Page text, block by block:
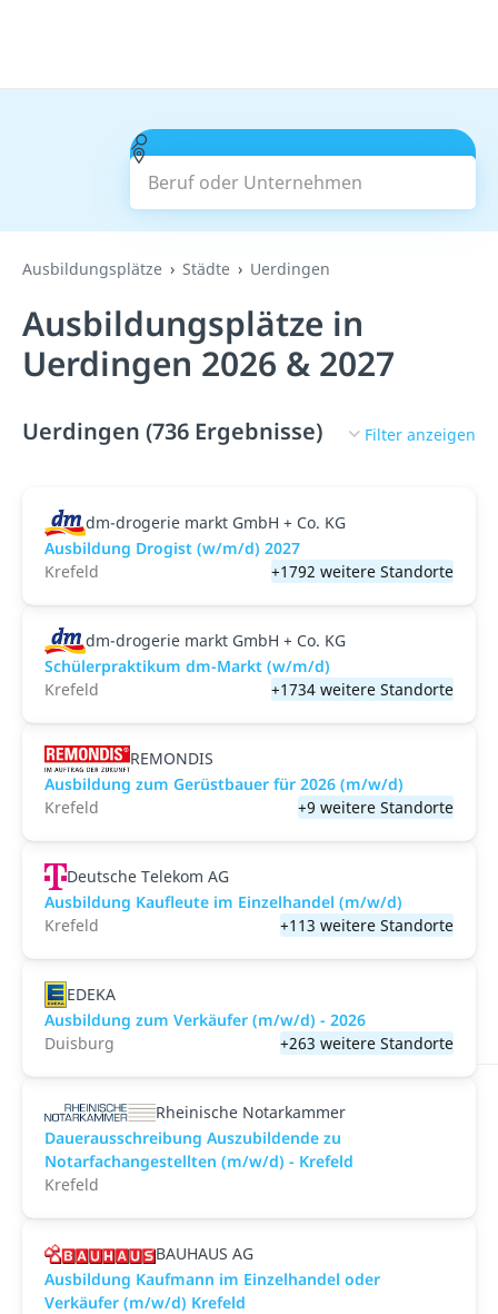
Beruf oder Unternehmen
Suchen
Ausbildungsplätze Städte Uerdingen
Ausbildungsplätze in
Uerdingen 2026 & 2027
Uerdingen (736 Ergebnisse) Filter anzeigen
dm-drogerie markt GmbH + Co. KG
Ausbildung Drogist (w/m/d) 2027
Krefeld
+1792 weitere Standorte
dm-drogerie markt GmbH + Co. KG
Schülerpraktikum dm-Markt (w/m/d)
Krefeld
+1734 weitere Standorte
REMONDIS
Ausbildung zum Gerüstbauer für 2026 (m/w/d)
Krefeld
+9 weitere Standorte
Deutsche Telekom AG
Ausbildung Kaufleute im Einzelhandel (m/w/d)
Krefeld
+113 weitere Standorte
EDEKA
Ausbildung zum Verkäufer (m/w/d) - 2026
Duisburg
+263 weitere Standorte
Rheinische Notarkammer
Dauerausschreibung Auszubildende zu
Notarfachangestellten (m/w/d) - Krefeld
Krefeld
BAUHAUS AG
Ausbildung Kaufmann im Einzelhandel oder
Verkäufer (m/w/d) Krefeld